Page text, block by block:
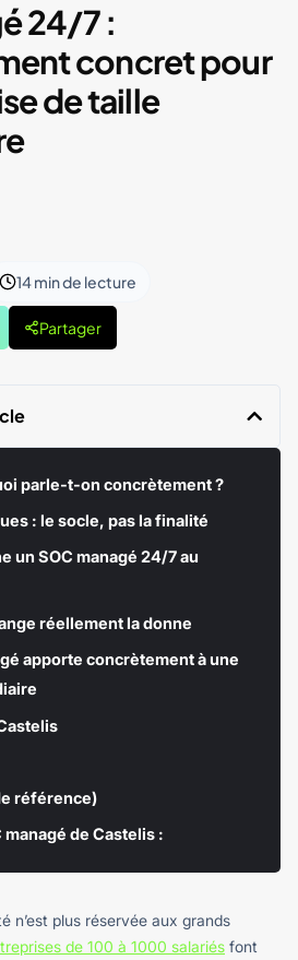
24/7 :
concret pour
de taille
14 minde lecture
Partager
parle-t-on concrètement ?
: le socle, pas la finalité
un SOC managé 24/7 au
réellement la donne
apporte concrètement à une
référence)
managé de Castelis :
n’est plus réservée aux grands
de 100 à 1000 salariés font